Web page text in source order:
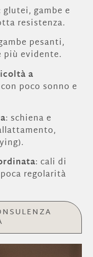
glutei, gambe e
resistenza.
pesanti,
evidente.
a
poco sonno e
: schiena e
: cali di
regolarità